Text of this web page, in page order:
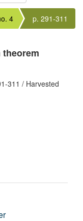
4 p. 291-311
311 / Harvested